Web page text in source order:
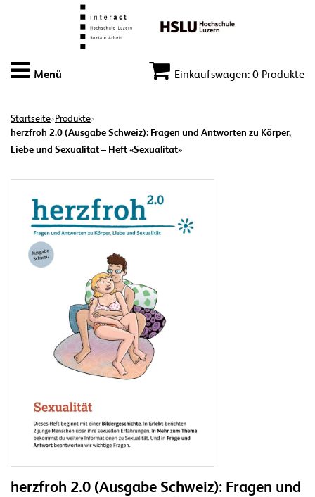
Menü Einkaufswagen: 0 Produkte
Startseite>Produkte>
herzfroh 2.0 (Ausgabe Schweiz): Fragen und Antworten zu Körper,
Liebe und Sexualität – Heft «Sexualität»
herzfroh 2.0 (Ausgabe Schweiz): Fragen und